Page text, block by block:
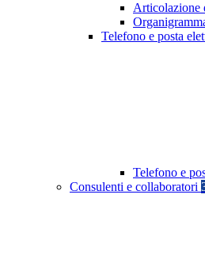
Articolazione
Telefono e posta
Telefono e
Consulenti e collaboratori